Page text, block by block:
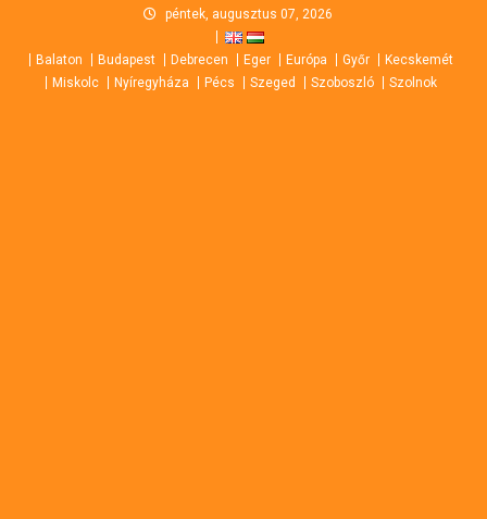
content
péntek, augusztus 07, 2026
Balaton Budapest Debrecen Eger Európa Győr
Kecskemét
Miskolc
Nyíregyháza Pécs Szeged Szoboszló Szolnok